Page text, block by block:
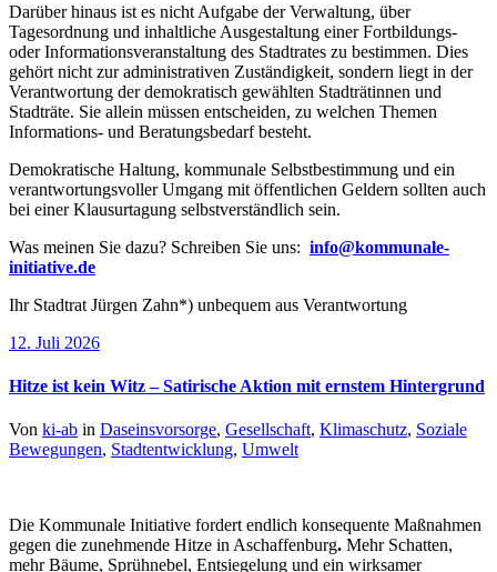
Darüber hinaus ist es nicht Aufgabe der Verwaltung, über
Tagesordnung und inhaltliche Ausgestaltung einer Fortbildungs-
oder Informationsveranstaltung des Stadtrates zu bestimmen. Dies
gehört nicht zur administrativen Zuständigkeit, sondern liegt in der
Verantwortung der demokratisch gewählten Stadträtinnen und
Stadträte. Sie allein müssen entscheiden, zu welchen Themen
Informations- und Beratungsbedarf besteht.
Demokratische Haltung, kommunale Selbstbestimmung und ein
verantwortungsvoller Umgang mit öffentlichen Geldern sollten auch
bei einer Klausurtagung selbstverständlich sein.
Was meinen Sie dazu? Schreiben Sie uns: info@kommunale-
initiative.de
Ihr Stadtrat Jürgen Zahn*) unbequem aus Verantwortung
12. Juli 2026
Hitze ist kein Witz – Satirische Aktion mit ernstem Hintergrund
Von ki-ab in Daseinsvorsorge, Gesellschaft, Klimaschutz, Soziale
Bewegungen, Stadtentwicklung, Umwelt
Die Kommunale Initiative fordert endlich konsequente Maßnahmen
gegen die zunehmende Hitze in Aschaffenburg. Mehr Schatten,
mehr Bäume, Sprühnebel, Entsiegelung und ein wirksamer